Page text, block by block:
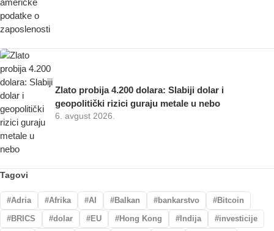
Zlato probija 4.200 dolara: Slabiji dolar i
geopolitički rizici guraju metale u nebo
6. avgust 2026.
Tagovi
Adria Afrika AI Balkan bankarstvo
Bitcoin
BRICS
dolar EU Hong Kong Indija
investicije